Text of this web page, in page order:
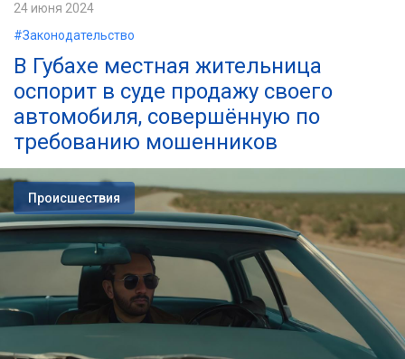
24 июня 2024
#Законодательство
В Губахе местная жительница
оспорит в суде продажу своего
автомобиля, совершённую по
требованию мошенников
Происшествия